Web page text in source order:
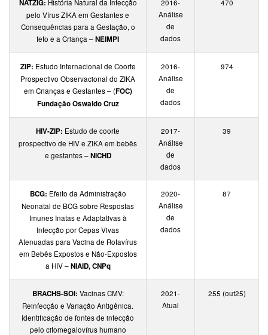
NATZIG: História Natural da Infecção
pelo Vírus ZIKA em Gestantes e
Consequências para a Gestação, o
feto e a Criança –NEIMPI
2016-
Análise
de
dados
470
ZIP: Estudo Internacional de Coorte
Prospectivo Observacional do ZIKA
em Crianças e Gestantes – (FOC)
Fundação Oswaldo Cruz
2016-
Análise
de
dados
974
HIV-ZIP: Estudo de coorte
prospectivo de HIV e ZIKA em bebês
e gestantes– NICHD
2017-
Análise
de
dados
39
BCG: Efeito da Administração
Neonatal de BCG sobre Respostas
Imunes Inatas e Adaptativas à
Infecção por Cepas Vivas
Atenuadas para Vacina de Rotavírus
em Bebês Expostos e Não-Expostos
a HIV –NIAID, CNPq
2020-
Análise
de
dados
87
BRACHS-SOI: Vacinas CMV:
Reinfecção e Variação Antigênica.
Identificação de fontes de infecção
pelo citomegalovírus humano
2021-
Atual
255 (out25)